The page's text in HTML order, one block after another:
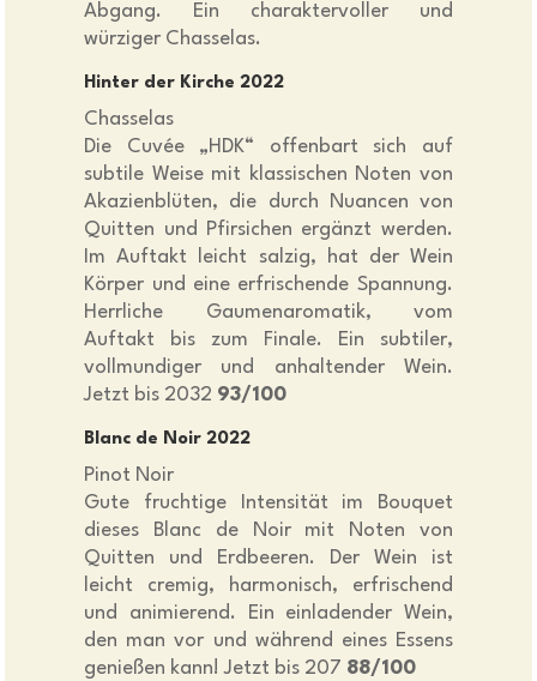
Abgang. Ein charaktervoller und
würziger Chasselas.
Hinter der Kirche 2022
Chasselas
Die Cuvée „HDK“ offenbart sich auf
subtile Weise mit klassischen Noten von
Akazienblüten, die durch Nuancen von
Quitten und Pfirsichen ergänzt werden.
Im Auftakt leicht salzig, hat der Wein
Körper und eine erfrischende Spannung.
Herrliche Gaumenaromatik, vom
Auftakt bis zum Finale. Ein subtiler,
vollmundiger und anhaltender Wein.
Jetzt bis 2032 93/100
Blanc de Noir 2022
Pinot Noir
Gute fruchtige Intensität im Bouquet
dieses Blanc de Noir mit Noten von
Quitten und Erdbeeren. Der Wein ist
leicht cremig, harmonisch, erfrischend
und animierend. Ein einladender Wein,
den man vor und während eines Essens
genießen kann! Jetzt bis 207 88/100